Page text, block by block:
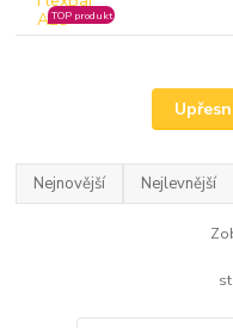
TOP produkt
Nejnovější Nejlevnější